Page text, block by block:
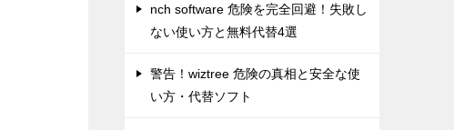
nch software 危険を完全回避！失敗し
ない使い方と無料代替4選
警告！wiztree 危険の真相と安全な使
い方・代替ソフト